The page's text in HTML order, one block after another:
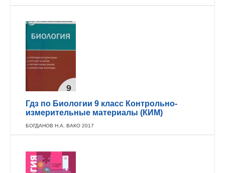
Гдз по Биологии 9 класс Контрольно-
измерительные материалы (КИМ)
БОГДАНОВ Н.А. ВАКО 2017